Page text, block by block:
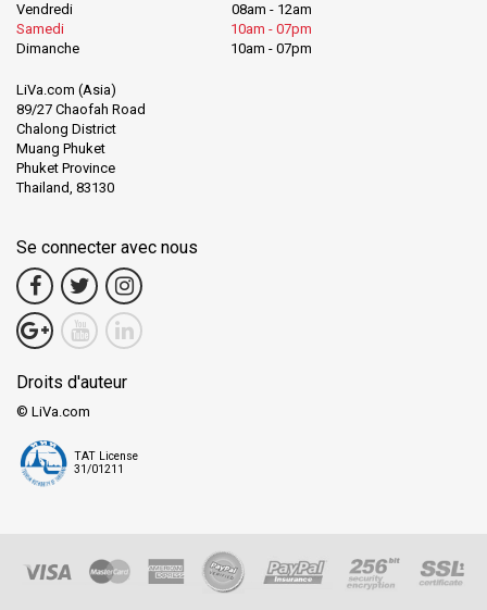
Vendredi
08am - 12am
Samedi
10am - 07pm
Dimanche
10am - 07pm
LiVa.com (Asia)
89/27 Chaofah Road
Chalong District
Muang Phuket
Phuket Province
Thailand, 83130
Se connecter avec nous
Droits d'auteur
© LiVa.com
TAT License
31/01211